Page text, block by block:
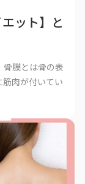
ット】と
骨膜とは骨の表
肉が付いてい